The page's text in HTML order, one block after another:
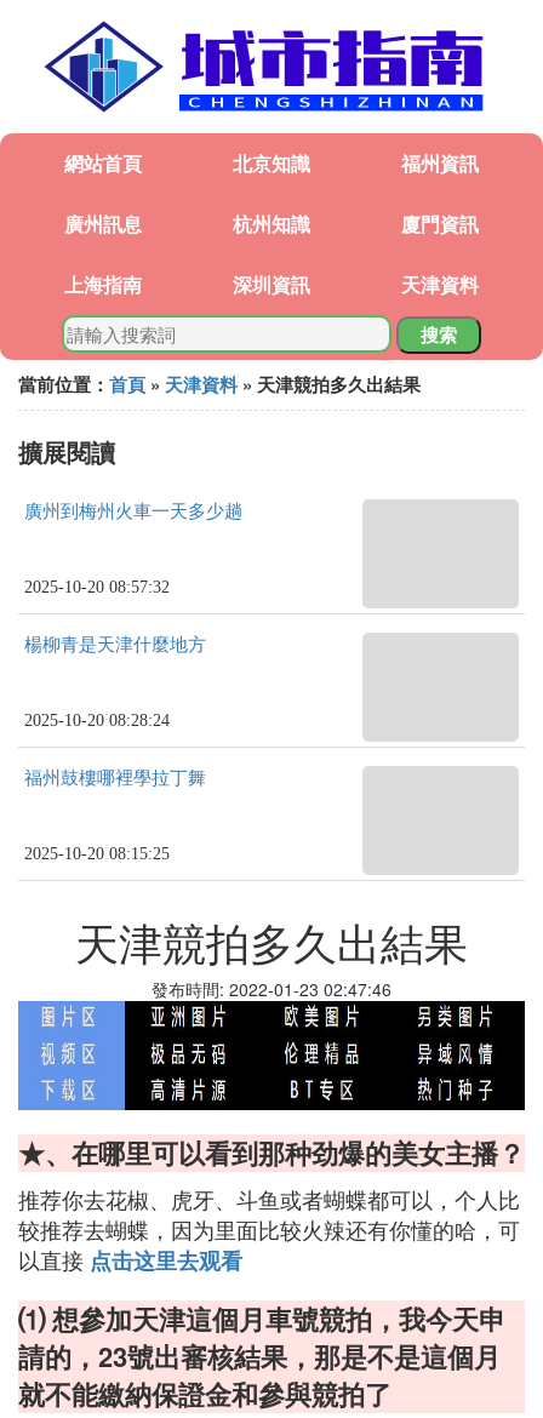
網站首頁 北京知識 福州資訊
廣州訊息 杭州知識 廈門資訊
上海指南 深圳資訊 天津資料
搜索
當前位置： 首頁 » 天津資料 » 天津競拍多久出結果
擴展閱讀
廣州到梅州火車一天多少趟
2025-10-20 08:57:32
楊柳青是天津什麼地方
2025-10-20 08:28:24
福州鼓樓哪裡學拉丁舞
2025-10-20 08:15:25
天津競拍多久出結果
發布時間: 2022-01-23 02:47:46
★、在哪里可以看到那种劲爆的美女主播？
推荐你去花椒、虎牙、斗鱼或者蝴蝶都可以，个人比
较推荐去蝴蝶，因为里面比较火辣还有你懂的哈，可
以直接 点击这里去观看
⑴ 想參加天津這個月車號競拍，我今天申
請的，23號出審核結果，那是不是這個月
就不能繳納保證金和參與競拍了